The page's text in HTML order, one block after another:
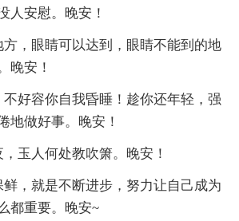
人安慰。晚安！
，眼睛可以达到，眼睛不能到的地
晚安！
好容你自我昏睡！趁你还年轻，强
地做好事。晚安！
玉人何处教吹箫。晚安！
，就是不断进步，努力让自己成为
都重要。晚安~